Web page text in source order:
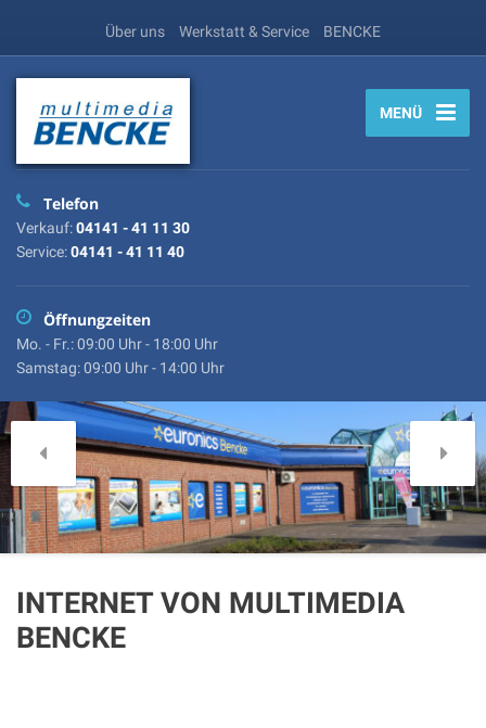
Über uns Werkstatt & Service BENCKE
MENÜ
Telefon
Verkauf:04141 - 41 11 30
Service:04141 - 41 11 40
Öffnungzeiten
Mo. - Fr.: 09:00 Uhr - 18:00 Uhr
Samstag: 09:00 Uhr - 14:00 Uhr
INTERNET VON MULTIMEDIA
BENCKE